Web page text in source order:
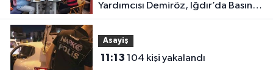
Yardımcısı Demiröz, Iğdır’da Basın
Mensuplarıyla Buluştu
Asayiş
11:13 104 kişi yakalandı